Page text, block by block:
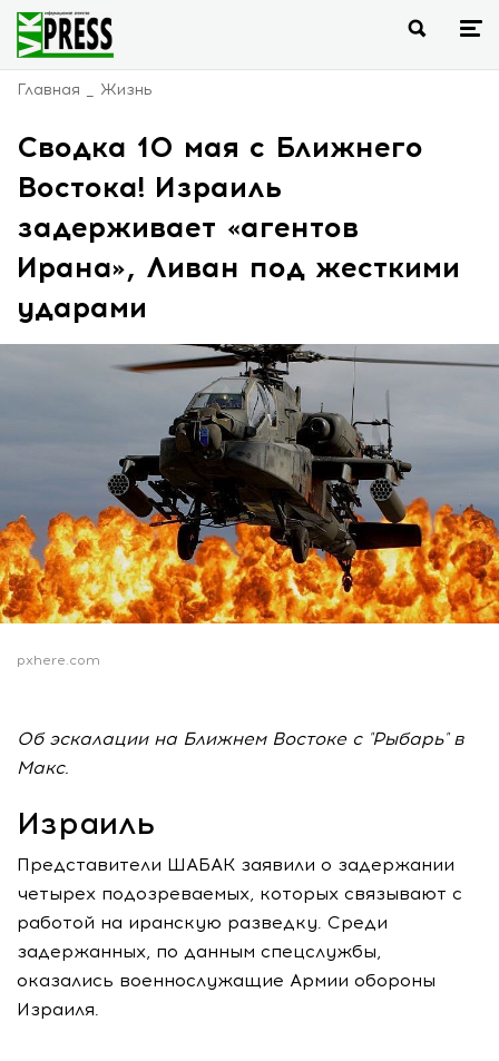
Главная Жизнь
Сводка 10 мая с Ближнего
Востока! Израиль
задерживает «агентов
Ирана», Ливан под жесткими
ударами
pxhere.com
Об эскалации на Ближнем Востоке с "Рыбарь" в
Макс.
Израиль
Представители ШАБАК заявили о задержании
четырех подозреваемых, которых связывают с
работой на иранскую разведку. Среди
задержанных, по данным спецслужбы,
оказались военнослужащие Армии обороны
Израиля.